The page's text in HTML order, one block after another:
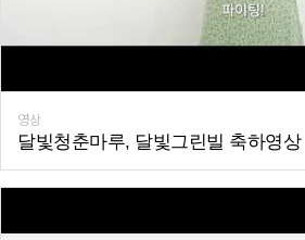
영상
달빛청춘마루, 달빛그린빌 축하영상